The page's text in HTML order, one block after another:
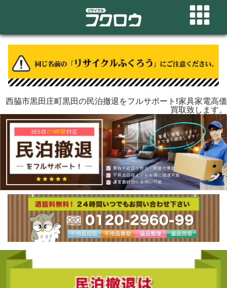
西脇市黒田庄町黒田の民泊撤退をフルサポート!家具家電高価
買取致します。